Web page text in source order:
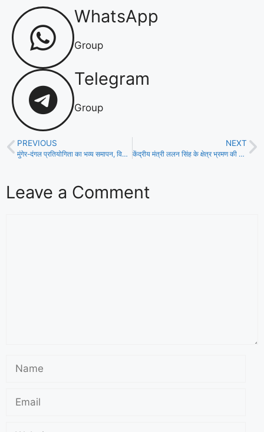
WhatsApp
Group
Telegram
Group
PREVIOUS
मुंगेर-दंगल प्रतियोगिता का भव्य समापन, विजेताओं को किया गया सम्मानित!
NEXT
केंद्रीय मंत्री ललन सिंह के क्षेत्र भ्रमण की मुझे कोई जानकारी नहीं- विधायक- ज्ञानेंद्र सिंह ज्ञानू!
Leave a Comment